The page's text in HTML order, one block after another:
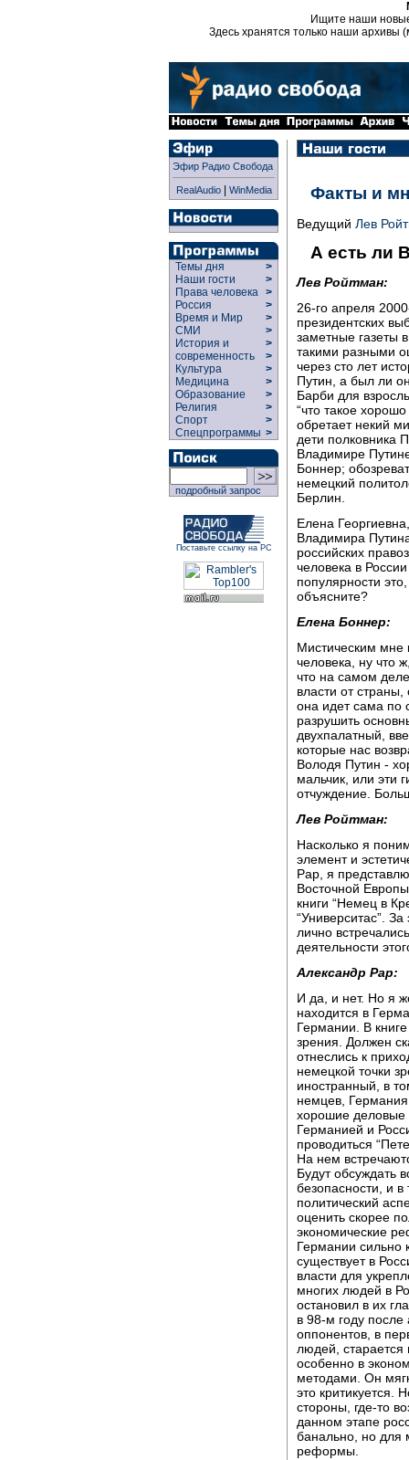
Ищите наши
Здесь хранятся только наши архивы
Эфир Радио Свобода
RealAudio| WinMedia
Темы дня
>
Наши гости
>
Права человека >
Россия
>
Время и Мир
>
СМИ
>
История и
современность
>
>
Культура
>
Медицина
>
Образование
>
Религия
>
Спорт
>
Спецпрограммы >
подробный запрос
Поставьте ссылку на РС
Факты и
Ведущий Лев
А есть ли
Лев Ройтман:
26-го апреля
президентских
заметные газеты
такими разными
через сто лет
Путин, а был ли
Барби для
“что такое
обретает некий
дети полковника
Владимире
Боннер;
немецкий
Берлин.
Елена
Владимира
российских
человека в
популярности
объясните?
Елена Боннер:
Мистическим мне
человека, ну что
что на самом
власти от
она идет сама по
разрушить
двухпалатный,
которые нас
Володя Путин -
мальчик, или эти
отчуждение.
Лев Ройтман:
Насколько я
элемент и
Рар, я
Восточной
книги “Немец в
“Университас”.
лично
деятельности
Александр Рар:
И да, и нет. Но я
находится в
Германии. В
зрения. Должен
отнеслись к
немецкой точки
иностранный, в
немцев, Германия
хорошие деловые
Германией и
проводиться
На нем
Будут обсуждать
безопасности, и в
политический
оценить скорее
экономические
Германии сильно
существует в
власти для
многих людей в
остановил в их
в 98-м году после
оппонентов, в
людей, старается
особенно в
методами. Он
это критикуется.
стороны, где-то
данном этапе
банально, но для
реформы.